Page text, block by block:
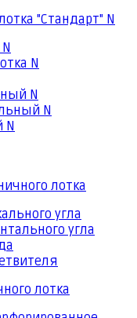
"Стандарт" N
N
N
N
N
лотка
угла
угла
лотка